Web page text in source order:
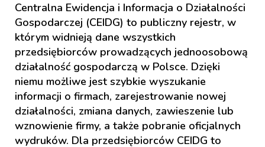
Centralna Ewidencja i Informacja o Działalności
Gospodarczej (CEIDG) to publiczny rejestr, w
którym widnieją dane wszystkich
przedsiębiorców prowadzących jednoosobową
działalność gospodarczą w Polsce. Dzięki
niemu możliwe jest szybkie wyszukanie
informacji o firmach, zarejestrowanie nowej
działalności, zmiana danych, zawieszenie lub
wznowienie firmy, a także pobranie oficjalnych
wydruków. Dla przedsiębiorców CEIDG to